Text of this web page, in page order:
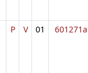
P V 01 601271a